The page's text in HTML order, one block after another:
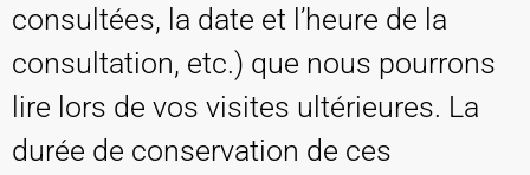
consultées, la date et l’heure de la
consultation, etc.) que nous pourrons
lire lors de vos visites ultérieures. La
durée de conservation de ces